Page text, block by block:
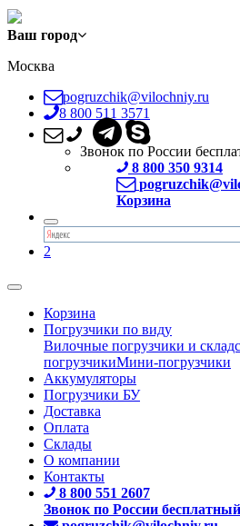
Ваш город
Москва
pogruzchik@vilochniy.ru
8 800 511 3571
Звонок по России
8 800 350 9314
Корзина
2
Корзина
Погрузчики по виду
Вилочные погрузчики и
погрузчикиМини-погрузчики
Аккумуляторы
Погрузчики БУ
Доставка
Оплата
Склады
О компании
Контакты
8 800 551 2607
Звонок по России бесплатный